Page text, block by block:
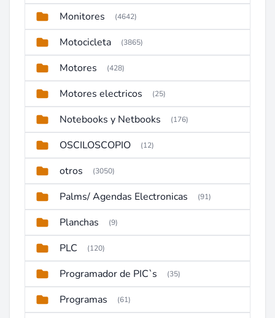
Monitores (4642)
Motocicleta (3865)
Motores (428)
Motores electricos (25)
Notebooks y Netbooks (176)
OSCILOSCOPIO (12)
otros (3050)
Palms/ Agendas Electronicas (91)
Planchas (9)
PLC (120)
Programador de PIC`s (35)
Programas (61)